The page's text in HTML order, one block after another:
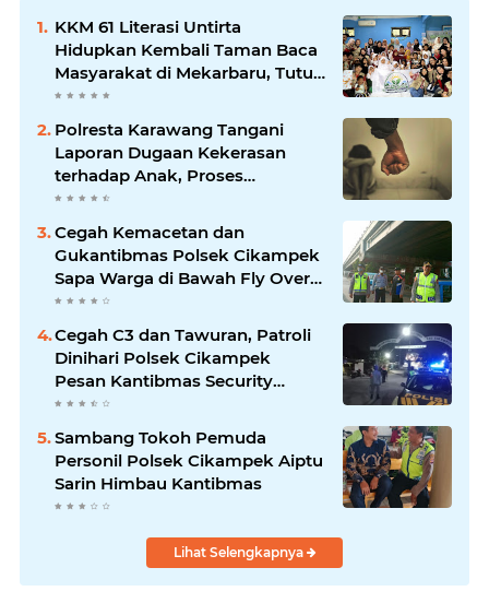
KKM 61 Literasi Untirta
Hidupkan Kembali Taman Baca
Masyarakat di Mekarbaru, Tutup
Program dengan Festival
Literasi
Polresta Karawang Tangani
Laporan Dugaan Kekerasan
terhadap Anak, Proses
Penyelidikan Dilakukan Satres
PPA dan PPO
Cegah Kemacetan dan
Gukantibmas Polsek Cikampek
Sapa Warga di Bawah Fly Over
Cikampek
Cegah C3 dan Tawuran, Patroli
Dinihari Polsek Cikampek
Pesan Kantibmas Security
Perumahan
Sambang Tokoh Pemuda
Personil Polsek Cikampek Aiptu
Sarin Himbau Kantibmas
Lihat Selengkapnya